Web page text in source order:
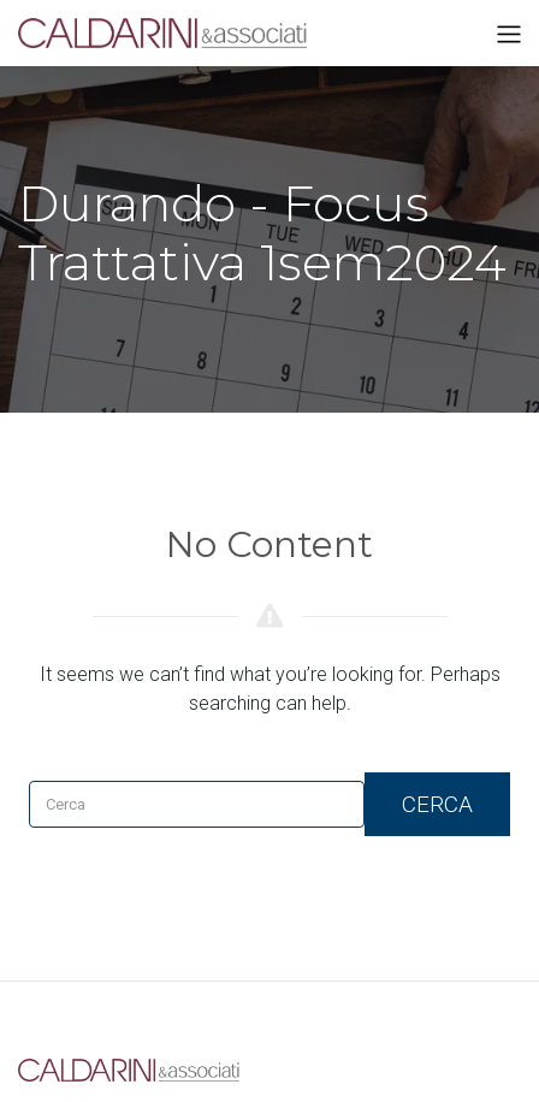
Durando - Focus
Trattativa 1sem2024
No Content
It seems we can’t find what you’re looking for. Perhaps
searching can help.
CERCA